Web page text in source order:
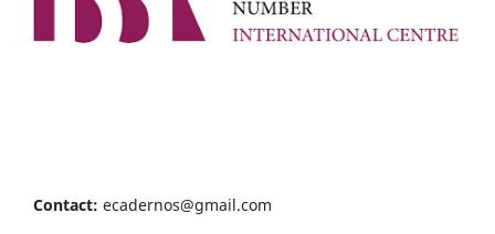
Contact: ecadernos@gmail.com